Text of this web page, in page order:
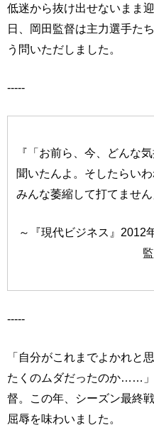
低迷から抜け出せないまま
日、岡田監督は主力選手た
う問いただしました。
-----
『「お前ら、今、どんな
聞いたんよ。そしたらい
みんな萎縮して打てませ
～『現代ビジネス』
-----
「自分がこれまでよかれと
たくのムダだったのか……
督。この年、シーズン最終
屈辱を味わいました。